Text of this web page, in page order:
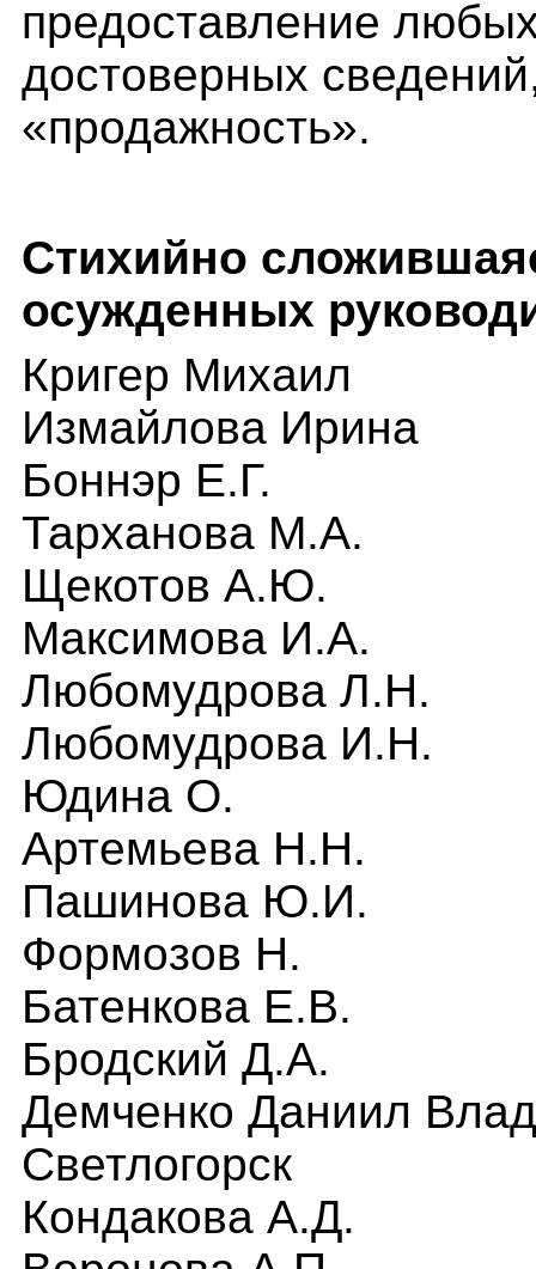
предоставление
достоверных
«продажность».
Стихийно
осужденных
Кригер Михаил
Измайлова Ирина
Боннэр Е.Г.
Тарханова М.А.
Щекотов А.Ю.
Максимова И.А.
Любомудрова Л.Н.
Любомудрова И.Н.
Юдина О.
Артемьева Н.Н.
Пашинова Ю.И.
Формозов Н.
Батенкова Е.В.
Бродский Д.А.
Демченко Даниил
Светлогорск
Кондакова А.Д.